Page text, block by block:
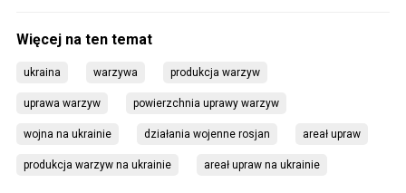
ukraina warzywa produkcja warzyw
uprawa warzyw powierzchnia uprawy warzyw
wojna na ukrainie działania wojenne rosjan areał upraw
produkcja warzyw na ukrainie areał upraw na ukrainie